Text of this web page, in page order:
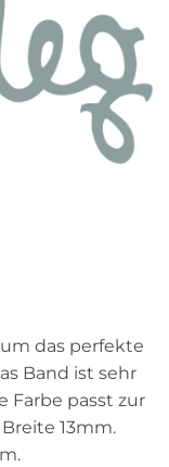
um das perfekte
Band ist sehr
Farbe passt zur
13mm.